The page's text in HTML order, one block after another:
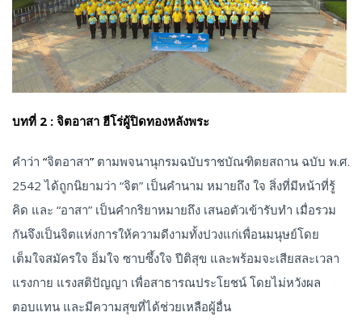
บทที่ 2 : จิตอาสา ฮีโร่ผู้ปิดทองหลังพระ
คำว่า “จิตอาสา” ตามพจนานุกรมฉบับราชบัณฑิตยสถาน ฉบับ พ.ศ.
2542 ได้ถูกนิยามว่า “จิต” เป็นคำนาม หมายถึง ใจ สิ่งที่มีหน้าที่รู้
คิด และ “อาสา” เป็นคำกริยาหมายถึง เสนอตัวเข้ารับทำ เมื่อรวม
กันจึงเป็นจิตแห่งการให้ความดีงามทั้งปวงแก่เพื่อนมนุษย์โดย
เต็มใจสมัครใจ อิ่มใจ ซาบซึ้งใจ ปีติสุข และพร้อมจะเสียสละเวลา
แรงกาย แรงสติปัญญา เพื่อสาธารณประโยชน์ โดยไม่หวังผล
ตอบแทน และมีความสุขที่ได้ช่วยเหลือผู้อื่น